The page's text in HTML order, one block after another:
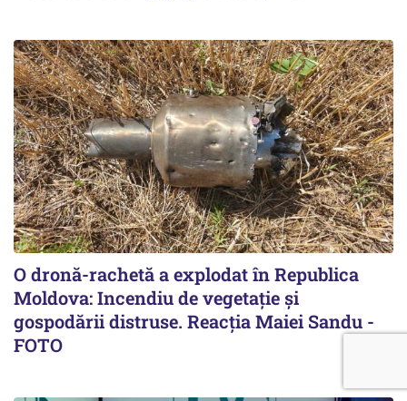
O dronă-rachetă a explodat în Republica
Moldova: Incendiu de vegetație și
gospodării distruse. Reacția Maiei Sandu -
FOTO